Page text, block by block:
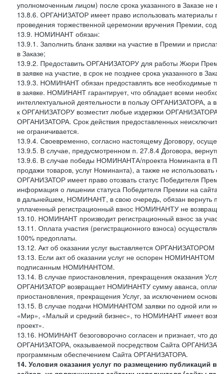
уполномоченным лицом) после срока указанного в Заказе
13.8.6. ОРГАНИЗАТОР имеет право использовать
проведения торжественной церемонии вручения Премии,
13.9. НОМИНАНТ обязан:
13.9.1. Заполнить бланк заявки на участие в Премии и
в Заказе;
13.9.2. Предоставить ОРГАНИЗАТОРУ для работы Жюри
в заявке на участие, в срок не позднее срока указанного в
13.9.3. НОМИНАНТ обязан предоставлять все необходимые
в заявке. НОМИНАНТ гарантирует, что обладает всеми
интеллектуальной деятельности в пользу ОРГАНИЗАТОРА, а
к ОРГАНИЗАТОРУ возместит любые издержки
ОРГАНИЗАТОРА. Срок действия предоставленных
не ограничивается.
13.9.4. Своевременно, согласно настоящему Договору,
13.9.5. В случае, предусмотренном п. 27.8.4 Договора,
13.9.6. В случае победы НОМИНАНТА/проекта Номинанта в
продажи товаров, услуг Номинанта), а также не
ОРГАНИЗАТОР имеет право отозвать статус Победителя
информация о лишении статуса Победителя Премии на
в дальнейшем, НОМИНАНТ, в свою очередь, обязан
уплаченный регистрационный взнос НОМИНАНТУ не
13.10. НОМИНАНТ производит регистрационный взнос за
13.11. Оплата участия (регистрационного взноса)
100% предоплаты.
13.12. Акт об оказании услуг выставляется
13.13. Если акт об оказании услуг не оспорен НОМИНАНТОМ
подписанным НОМИНАНТОМ.
13.14. В случае приостановления, прекращения оказания
ОРГАНИЗАТОР возвращает НОМИНАНТУ сумму аванса,
приостановления, прекращения Услуг, за исключением
13.15. В случае подачи НОМИНАНТОМ заявки по одной или
«Мир», «Малый и средний бизнес», то НОМИНАНТ имеет
проект».
13.16. НОМИНАНТ безоговорочно согласен и признает, что
ОРГАНИЗАТОРА, оказываемой посредством Сайта
программным обеспечением Сайта ОРГАНИЗАТОРА.
14. Условия оказания услуг по размещению